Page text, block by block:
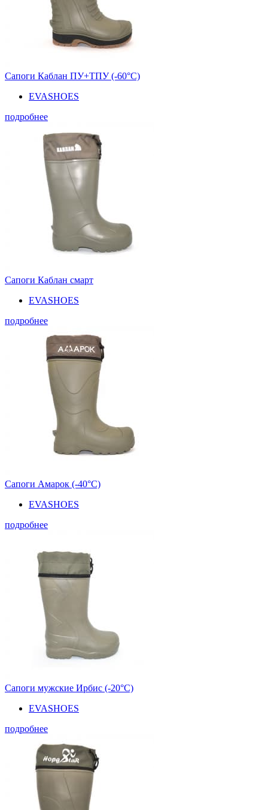
Сапоги Каблан ПУ+ТПУ (-60°С)
EVASHOES
подробнее
Сапоги Каблан смарт
EVASHOES
подробнее
Сапоги Амарок (-40°С)
EVASHOES
подробнее
Сапоги мужские Ирбис (-20°С)
EVASHOES
подробнее